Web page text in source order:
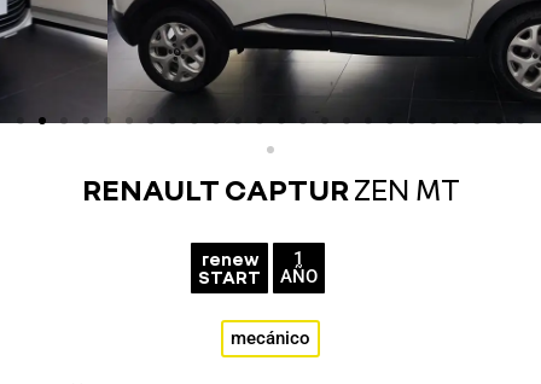
RENAULT CAPTURZEN MT
renew
START
1
AÑO
mecánico